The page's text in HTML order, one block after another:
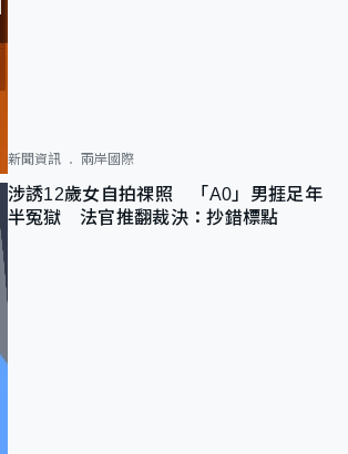
新聞資訊 兩岸國際
涉誘12歲女自拍祼照 「A0」男捱足年
半冤獄 法官推翻裁決：抄錯標點